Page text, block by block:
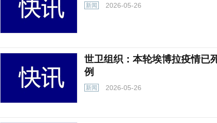
新闻 2026-05-26
世卫组织：本轮埃博拉疫情已
例
新闻 2026-05-26